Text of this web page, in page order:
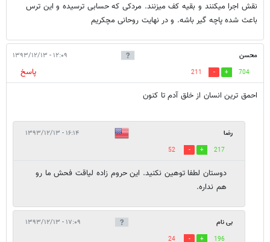
نقش اجرا میکنند و بقیه کف میزنند. مردکی که حسابی ترسیده و این ترس
باعث شده پاچه گیر باشه. و در نهایت روحانی مچکریم
محسن ۱۲:۰۹ - ۱۳۹۳/۱۲/۱۳
704
211
پاسخ
احمق ترین انسان از خلق آدم تا کنون
رضا ۱۶:۱۴ - ۱۳۹۳/۱۲/۱۳
217
52
دوستان لطفا توهین نکنید. این حروم زاده لیاقت فحش ما رو
هم نداره.
بی نام ۱۷:۰۹ - ۱۳۹۳/۱۲/۱۳
196
24